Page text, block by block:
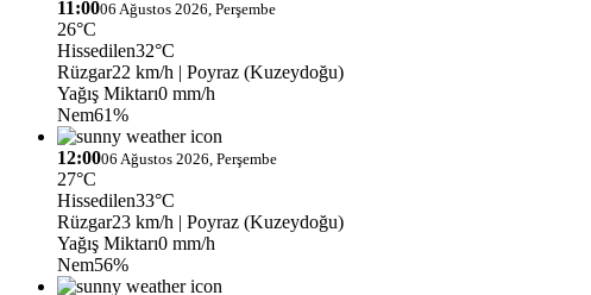
11:0006 Ağustos 2026, Perşembe
26°C
Hissedilen32°C
Rüzgar22 km/h | Poyraz (Kuzeydoğu)
Yağış Miktarı0 mm/h
Nem61%
12:0006 Ağustos 2026, Perşembe
27°C
Hissedilen33°C
Rüzgar23 km/h | Poyraz (Kuzeydoğu)
Yağış Miktarı0 mm/h
Nem56%